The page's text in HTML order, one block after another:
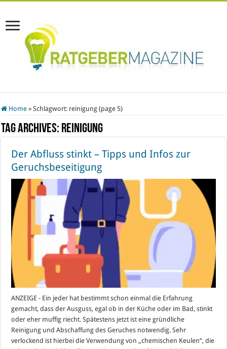
Home » Schlagwort: reinigung (page 5)
Tag Archives: reinigung
Der Abfluss stinkt – Tipps und Infos zur
Geruchsbeseitigung
ANZEIGE - Ein jeder hat bestimmt schon einmal die Erfahrung
gemacht, dass der Ausguss, egal ob in der Küche oder im Bad, stinkt
oder eher muffig riecht. Spätestens jetzt ist eine gründliche
Reinigung und Abschaffung des Geruches notwendig. Sehr
verlockend ist hierbei die Verwendung von „chemischen Keulen“, die